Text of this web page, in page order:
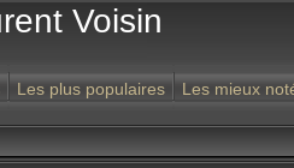
Voisin
Les plus populaires Les mieux